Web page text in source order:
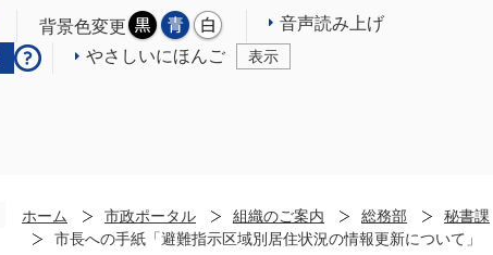
背景色変更 音声読み上げ
やさしいにほんご 表示
ホーム 市政ポータル 組織のご案内 総務部 秘書課
市長への手紙「避難指示区域別居住状況の情報更新について」